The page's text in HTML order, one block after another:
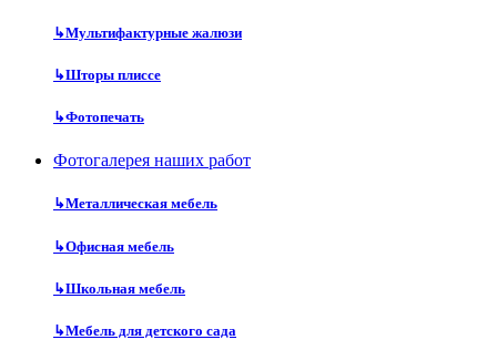
↳Мультифактурные жалюзи
↳Шторы плиссе
↳Фотопечать
Фотогалерея наших работ
↳Металлическая мебель
↳Офисная мебель
↳Школьная мебель
↳Мебель для детского сада